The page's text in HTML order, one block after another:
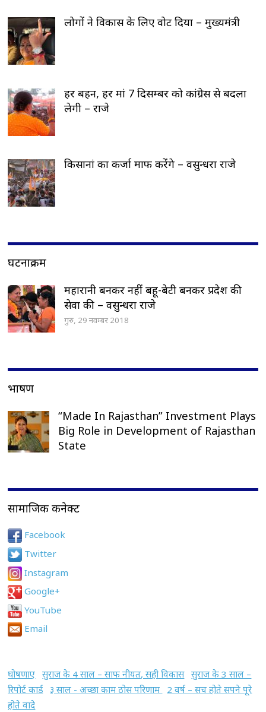
लोगों ने विकास के लिए वोट दिया – मुख्यमंत्री
हर बहन, हर मां 7 दिसम्बर को कांग्रेस से बदला
लेगी – राजे
किसानां का कर्जा माफ करेंगे – वसुन्धरा राजे
घटनाक्रम
महारानी बनकर नहीं बहू-बेटी बनकर प्रदेश की
सेवा की – वसुन्धरा राजे
गुरु, 29 नवम्बर 2018
भाषण
“Made In Rajasthan” Investment Plays
Big Role in Development of Rajasthan
State
सामाजिक कनेक्ट
Facebook
Twitter
Instagram
Google+
YouTube
Email
घोषणाए सुराज के 4 साल – साफ नीयत, सही विकास सुराज के 3 साल –
रिपोर्ट कार्ड
३ साल - अच्छा काम ठोस परिणाम
2 वर्ष – सच होते सपने पूरे
होते वादे